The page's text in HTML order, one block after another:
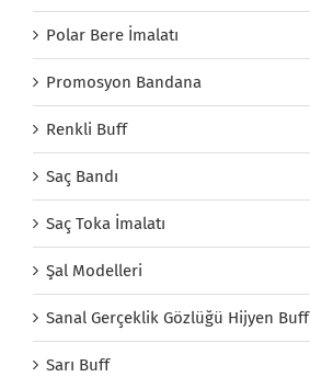
Polar Bere İmalatı
Promosyon Bandana
Renkli Buff
Saç Bandı
Saç Toka İmalatı
Şal Modelleri
Sanal Gerçeklik Gözlüğü Hijyen Buff
Sarı Buff